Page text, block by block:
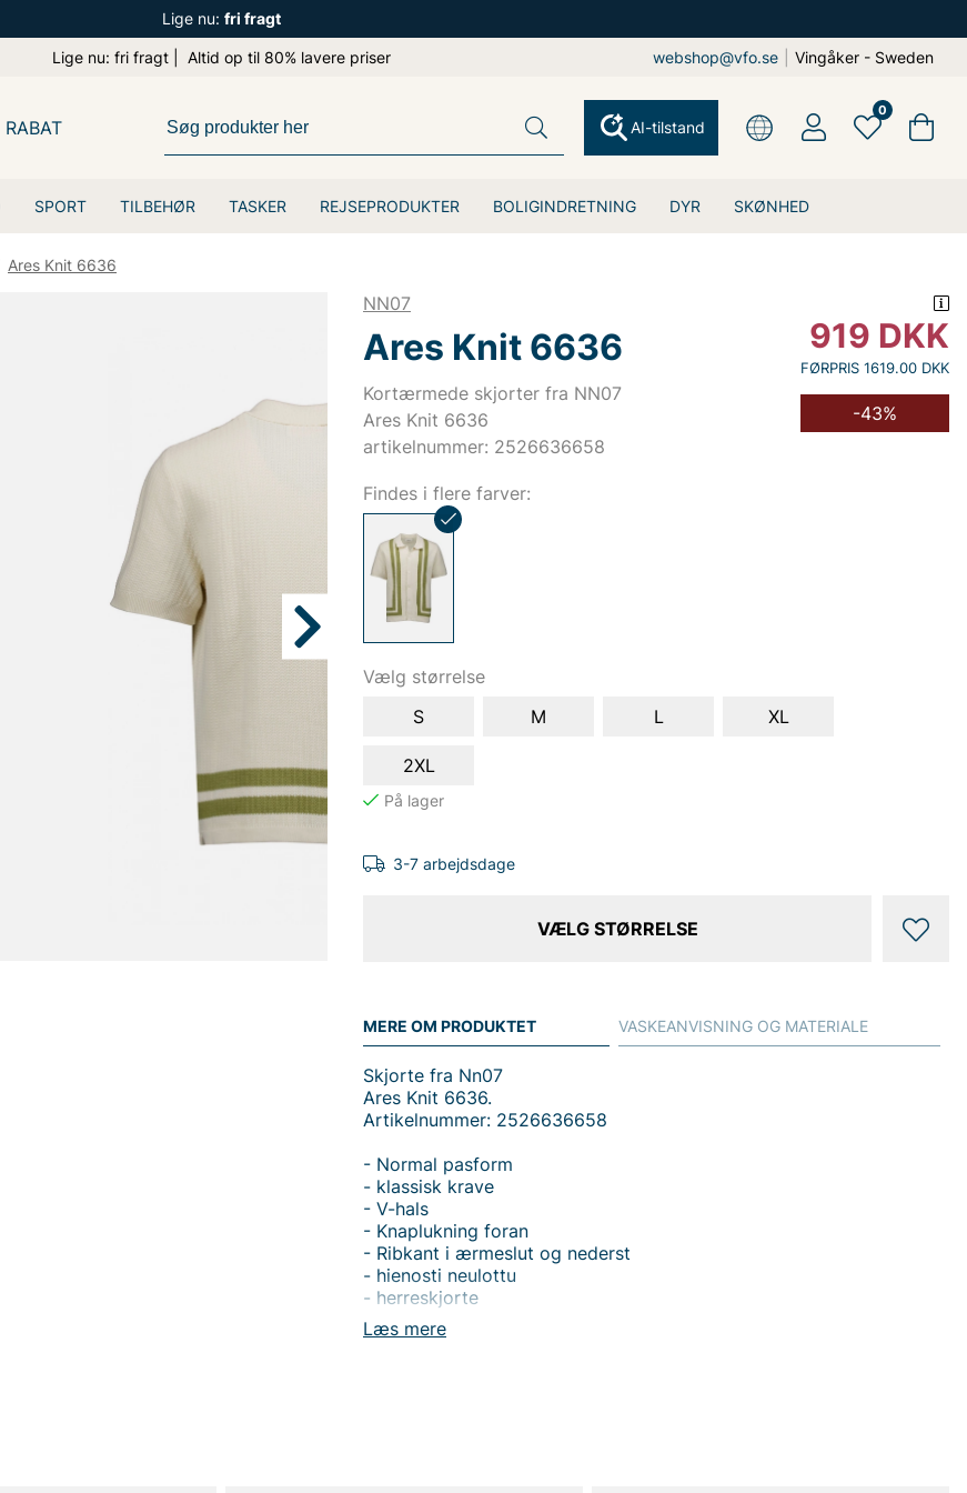
Lige nu: fri fragt
Lige nu: fri fragt | Altid op til 80% lavere priser webshop@vfo.se Vingåker - Sweden
SPORT TILBEHØR TASKER REJSEPRODUKTER BOLIGINDRETNING DYR SKØNHED
RABAT AI-tilstand
0
Ares Knit 6636
NN07
Ares Knit 6636
Kortærmede skjorter fra NN07
Ares Knit 6636
artikelnummer: 2526636658
919 DKK
FØRPRIS 1619.00 DKK
-43%
Findes i flere farver:
Vælg størrelse
S
M L XL
2XL
3-7 arbejdsdage
VÆLG STØRRELSE
MERE OM PRODUKTET
Læs mere
Skjorte fra Nn07
Ares Knit 6636.
Artikelnummer: 2526636658
- Normal pasform
- klassisk krave
- V-hals
- Knaplukning foran
- Ribkant i ærmeslut og nederst
- hienosti neulottu
- herreskjorte
VASKEANVISNING OG MATERIALE